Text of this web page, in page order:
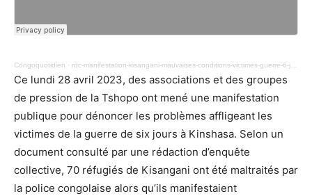
Congoquotidien · rdc-manifestation-kisangani-mauvaises-conditions-victimes-guerre-6-jours-kinshasa-667.mp3
Ce lundi 28 avril 2023, des associations et des groupes
de pression de la Tshopo ont mené une manifestation
publique pour dénoncer les problèmes affligeant les
victimes de la guerre de six jours à Kinshasa. Selon un
document consulté par une rédaction d’enquête
collective, 70 réfugiés de Kisangani ont été maltraités par
la police congolaise alors qu’ils manifestaient